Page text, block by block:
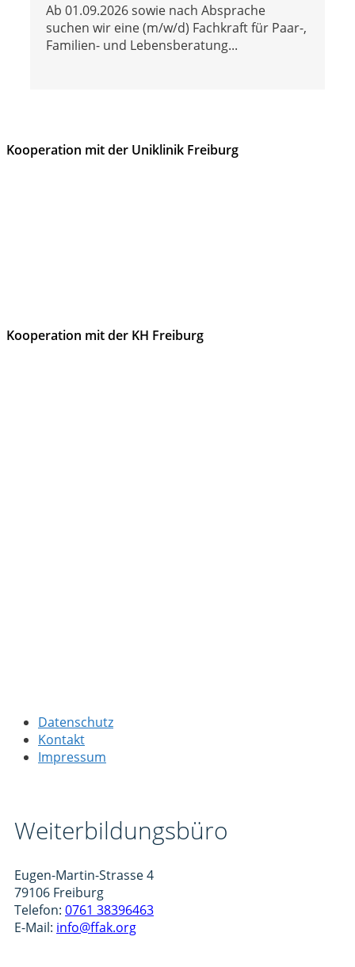
Ab 01.09.2026 sowie nach Absprache
suchen wir eine (m/w/d) Fachkraft für Paar-,
Familien- und Lebensberatung...
Kooperation mit der Uniklinik Freiburg
Kooperation mit der KH Freiburg
Datenschutz
Kontakt
Impressum
Weiterbildungsbüro
Eugen-Martin-Strasse 4
79106 Freiburg
Telefon: 0761 38396463
E-Mail: info@ffak.org